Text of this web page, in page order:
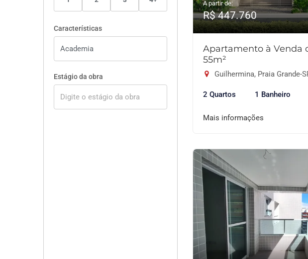
Características
Estágio da obra
A partir de:
R$ 447.760
Apartamento à Venda
55m²
Guilhermina, Praia Grande-
2 Quartos 1 Banheiro
Mais informações